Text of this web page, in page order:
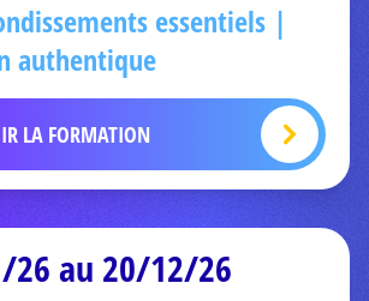
essentiels |
authentique
LA FORMATION
26 au 20/12/26